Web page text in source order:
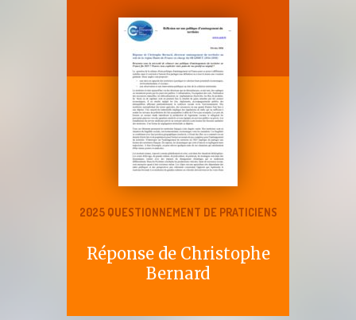
2025 QUESTIONNEMENT DE PRATICIENS
Réponse de Christophe
Bernard